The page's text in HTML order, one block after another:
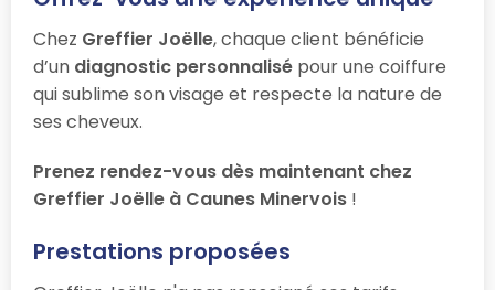
Chez Greffier Joëlle, chaque client bénéficie
d’un diagnostic personnalisé pour une coiffure
qui sublime son visage et respecte la nature de
ses cheveux.
Prenez rendez-vous dès maintenant chez
Greffier Joëlle à Caunes Minervois !
Prestations proposées